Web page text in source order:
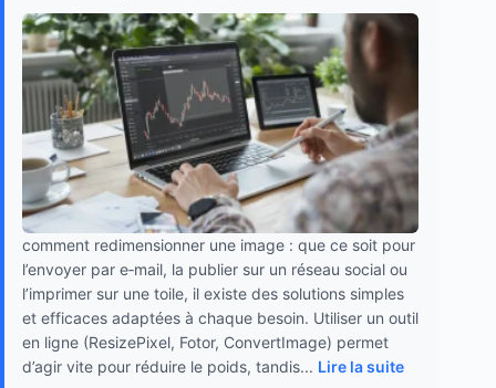
comment redimensionner une image : que ce soit pour
l’envoyer par e‑mail, la publier sur un réseau social ou
l’imprimer sur une toile, il existe des solutions simples
et efficaces adaptées à chaque besoin. Utiliser un outil
en ligne (ResizePixel, Fotor, ConvertImage) permet
d’agir vite pour réduire le poids, tandis... Lire la suite